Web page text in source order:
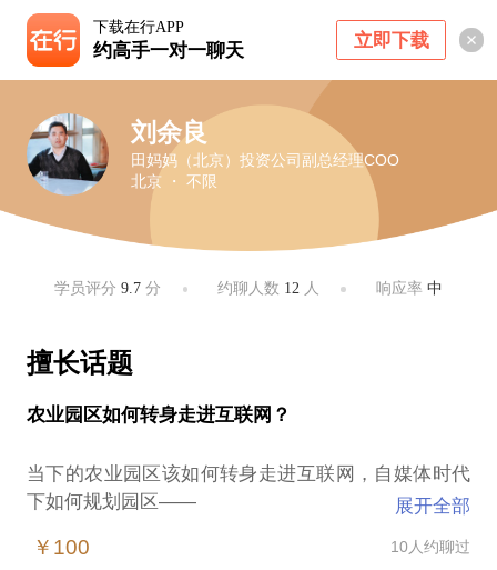
下载在行APP
约高手一对一聊天 立即下载
刘余良
田妈妈（北京）投资公司副总经理COO
北京 ・ 不限
学员评分9.7 分 约聊人数 12 人 响应率 中
擅长话题
农业园区如何转身走进互联网？
当下的农业园区该如何转身走进互联网，自媒体时代
下如何规划园区——
产量与质量
展开全部
￥100 10人约聊过